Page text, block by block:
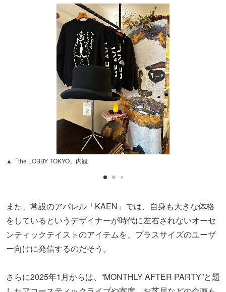
▲「the LOBBY TOKYO」内観
また、常設のアパレル「KAEN」では、自身も大きな体格
をしているというデザイナーが時代に左右されないオーセ
ンティックテイストのアイテムを、プラスサイズのユーザ
ー向けに発信するのだそう。
さらに2025年1月からは、“MONTHLY AFTER PARTY”と題